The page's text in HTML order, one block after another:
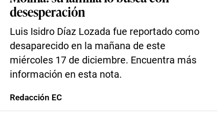
desesperación
Luis Isidro Díaz Lozada fue reportado como
desaparecido en la mañana de este
miércoles 17 de diciembre. Encuentra más
información en esta nota.
Redacción EC